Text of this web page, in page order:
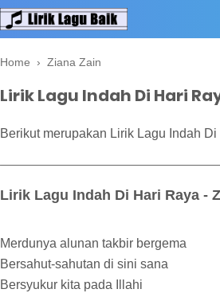
Home › Ziana Zain
Lirik Lagu Indah Di Hari
Berikut merupakan Lirik Lagu Indah
Lirik Lagu Indah Di Hari Raya -
Merdunya alunan takbir bergema
Bersahut-sahutan di sini sana
Bersyukur kita pada Illahi